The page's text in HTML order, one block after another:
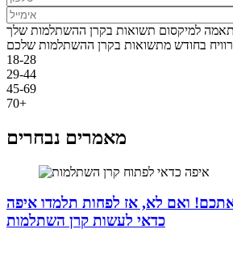
למיקסום תשואות בקרן ההשתלמות שלך
בחודש מתשואות בקרן ההשתלמות שלכם
18-28
29-44
45-69
70+
מאמרים נבחרים
ואם לא, אז לפחות תלמדו איפה
כדאי לעשות קרן השתלמות